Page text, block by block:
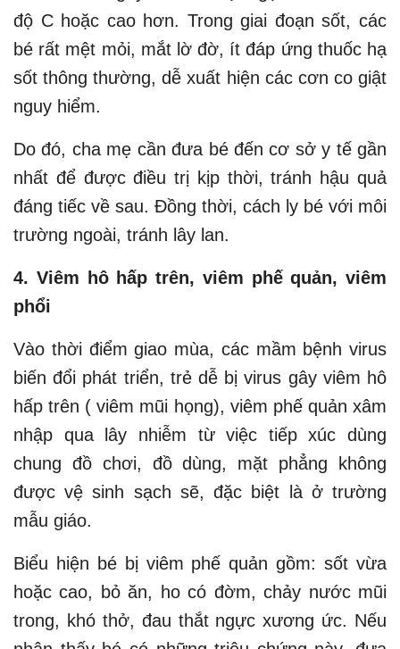
độ C hoặc cao hơn. Trong giai đoạn sốt, các
bé rất mệt mỏi, mắt lờ đờ, ít đáp ứng thuốc hạ
sốt thông thường, dễ xuất hiện các cơn co giật
nguy hiểm.
Do đó, cha mẹ cần đưa bé đến cơ sở y tế gần
nhất để được điều trị kịp thời, tránh hậu quả
đáng tiếc về sau. Đồng thời, cách ly bé với môi
trường ngoài, tránh lây lan.
4. Viêm hô hấp trên, viêm phế quản, viêm
phổi
Vào thời điểm giao mùa, các mầm bệnh virus
biến đổi phát triển, trẻ dễ bị virus gây viêm hô
hấp trên ( viêm mũi họng), viêm phế quản xâm
nhập qua lây nhiễm từ việc tiếp xúc dùng
chung đồ chơi, đồ dùng, mặt phẳng không
được vệ sinh sạch sẽ, đặc biệt là ở trường
mẫu giáo.
Biểu hiện bé bị viêm phế quản gồm: sốt vừa
hoặc cao, bỏ ăn, ho có đờm, chảy nước mũi
trong, khó thở, đau thắt ngực xương ức. Nếu